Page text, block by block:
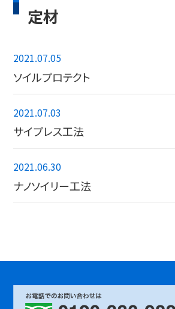
定材
2021.07.05
ソイルプロテクト
2021.07.03
サイプレス工法
2021.06.30
ナノソイリー工法